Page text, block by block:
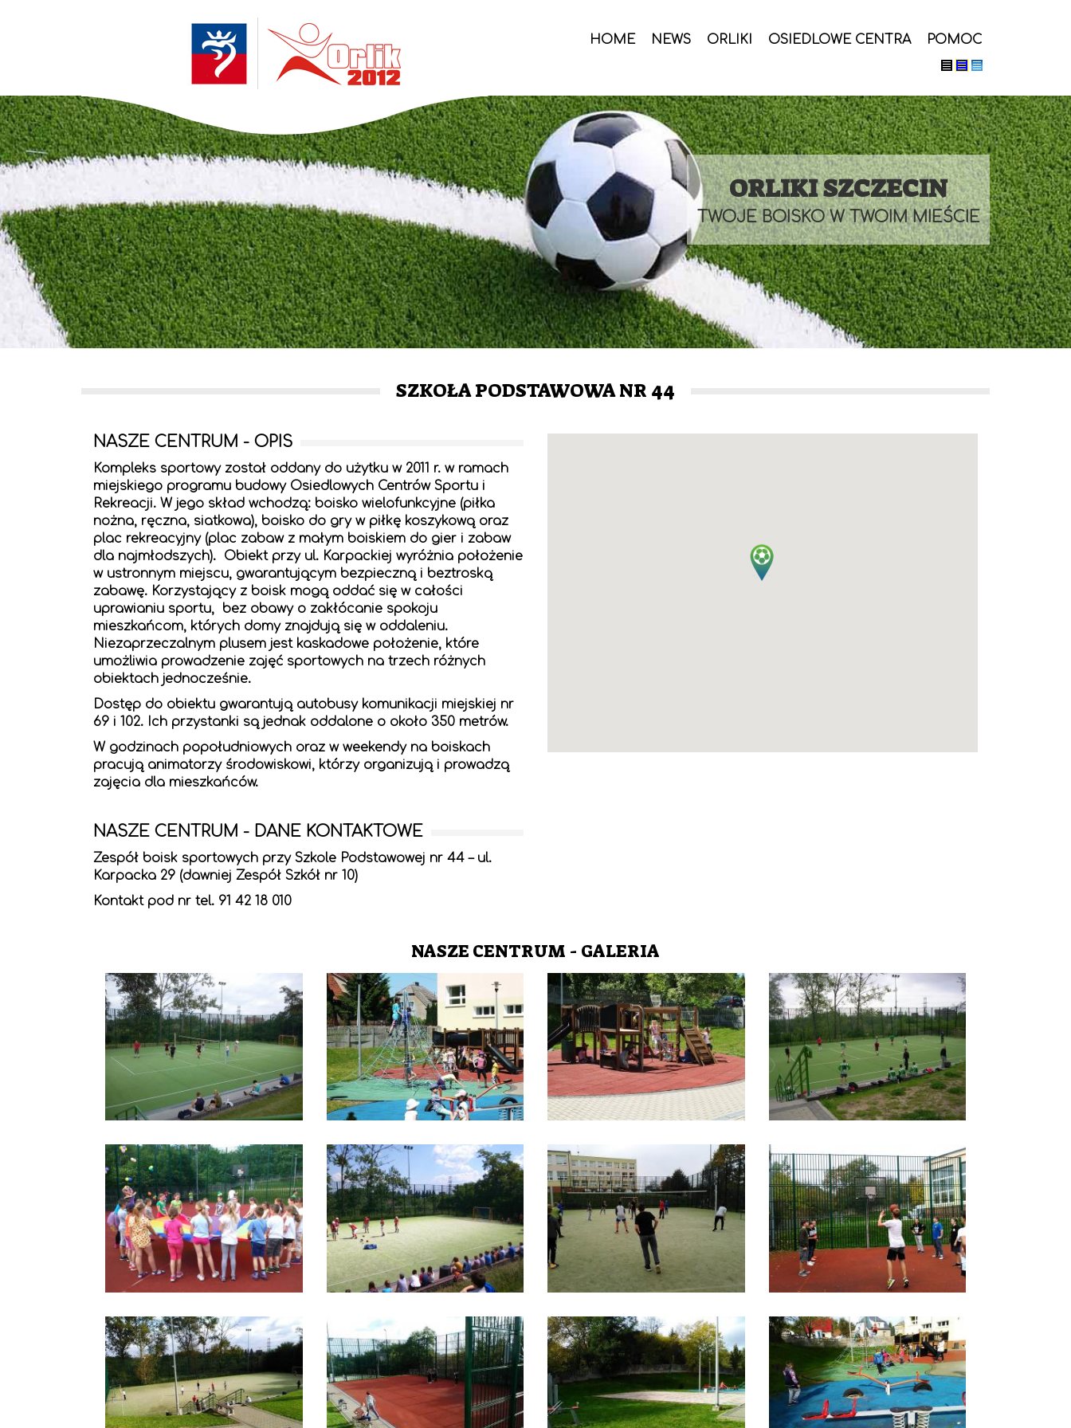
treści
HOME NEWS ORLIKI OSIEDLOWE CENTRA POMOC
ORLIKI SZCZECIN
TWOJE BOISKO W TWOIM MIEŚCIE
SZKOŁA PODSTAWOWA NR 44
NASZE CENTRUM - OPIS
Kompleks sportowy został oddany do użytku w 2011 r. w ramach
miejskiego programu budowy Osiedlowych Centrów Sportu i
Rekreacji. W jego skład wchodzą: boisko wielofunkcyjne (piłka
nożna, ręczna, siatkowa), boisko do gry w piłkę koszykową oraz
plac rekreacyjny (plac zabaw z małym boiskiem do gier i zabaw
dla najmłodszych). Obiekt przy ul. Karpackiej wyróżnia położenie
w ustronnym miejscu, gwarantującym bezpieczną i beztroską
zabawę. Korzystający z boisk mogą oddać się w całości
uprawianiu sportu, bez obawy o zakłócanie spokoju
mieszkańcom, których domy znajdują się w oddaleniu.
Niezaprzeczalnym plusem jest kaskadowe położenie, które
umożliwia prowadzenie zajęć sportowych na trzech różnych
obiektach jednocześnie.
Dostęp do obiektu gwarantują autobusy komunikacji miejskiej nr
69 i 102. Ich przystanki są jednak oddalone o około 350 metrów.
W godzinach popołudniowych oraz w weekendy na boiskach
pracują animatorzy środowiskowi, którzy organizują i prowadzą
zajęcia dla mieszkańców.
NASZE CENTRUM - DANE KONTAKTOWE
Zespół boisk sportowych przy Szkole Podstawowej nr 44 – ul.
Karpacka 29 (dawniej Zespół Szkół nr 10)
Kontakt pod nr tel. 91 42 18 010
NASZE CENTRUM - GALERIA